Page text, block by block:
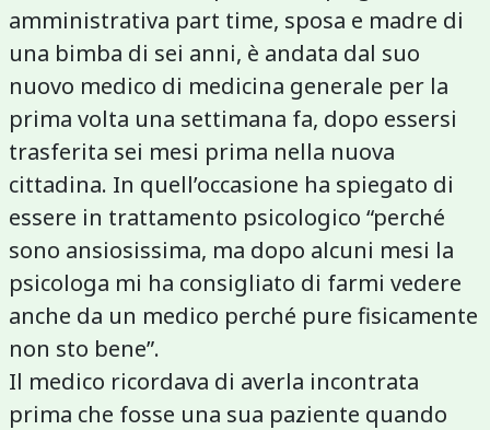
amministrativa part time, sposa e madre di
una bimba di sei anni, è andata dal suo
nuovo medico di medicina generale per la
prima volta una settimana fa, dopo essersi
trasferita sei mesi prima nella nuova
cittadina. In quell’occasione ha spiegato di
essere in trattamento psicologico “perché
sono ansiosissima, ma dopo alcuni mesi la
psicologa mi ha consigliato di farmi vedere
anche da un medico perché pure fisicamente
non sto bene”.
Il medico ricordava di averla incontrata
prima che fosse una sua paziente quando